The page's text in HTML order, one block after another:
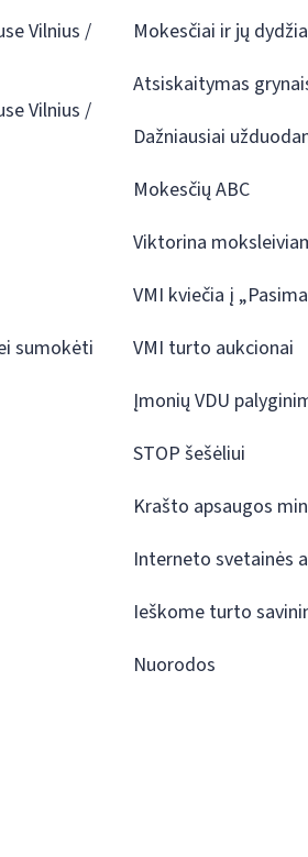
Vilnius /
Vilnius /
sumokėti
Mokesčiai ir jų
Atsiskaitymas
Dažniausiai
Mokesčių ABC
Viktorina
VMI kviečia į
VMI turto aukcionai
Įmonių VDU
STOP šešėliui
Krašto apsaugos
Interneto svetainės
Ieškome turto
Nuorodos